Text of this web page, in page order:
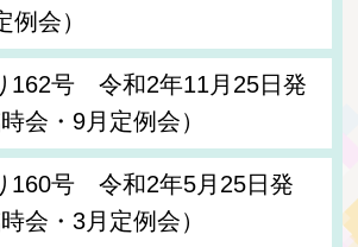
例会）
162号 令和2年11月25日発
会・9月定例会）
160号 令和2年5月25日発
会・3月定例会）